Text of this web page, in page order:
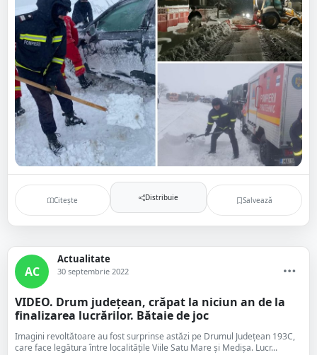
Citește Distribuie Salvează
AC
Actualitate
30 septembrie 2022
VIDEO. Drum județean, crăpat la niciun an de la
finalizarea lucrărilor. Bătaie de joc
Imagini revoltătoare au fost surprinse astăzi pe Drumul Județean 193C,
care face legătura între localitățile Viile Satu Mare și Medișa. Lucr...